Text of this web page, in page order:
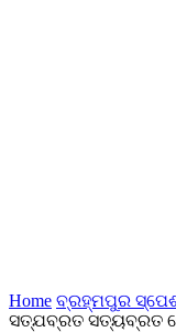
Home ବ୍ରହ୍ମପୁର
ସତ୍ଯବ୍ରତ ସତ୍ୟବ୍ରତ